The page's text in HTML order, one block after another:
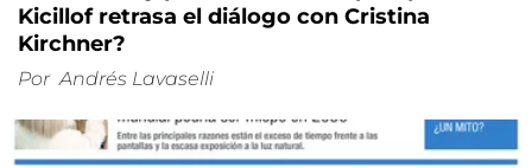
Kicillof retrasa el diálogo con Cristina
Kirchner?
Por Andrés Lavaselli